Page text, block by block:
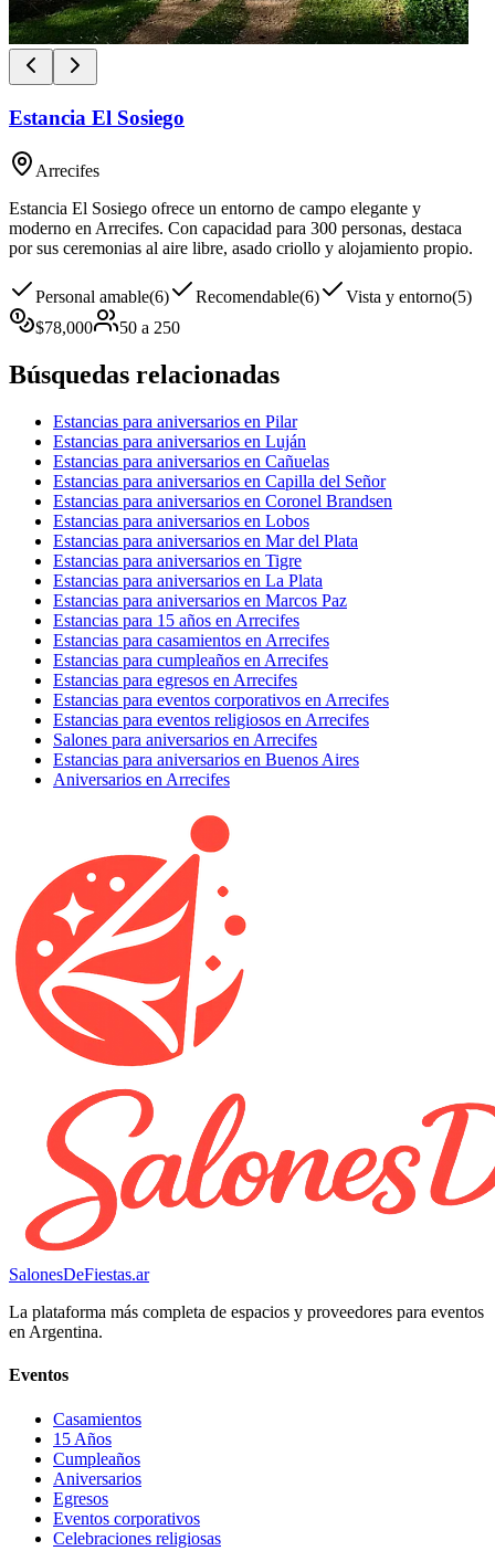
Estancia El Sosiego
Arrecifes
Estancia El Sosiego ofrece un entorno de campo elegante y
moderno en Arrecifes. Con capacidad para 300 personas, destaca
por sus ceremonias al aire libre, asado criollo y alojamiento propio.
Personal amable(6) Recomendable(6) Vista y entorno(5)
$78,000 50 a 250
Búsquedas relacionadas
Estancias para aniversarios en Pilar
Estancias para aniversarios en Luján
Estancias para aniversarios en Cañuelas
Estancias para aniversarios en Capilla del Señor
Estancias para aniversarios en Coronel Brandsen
Estancias para aniversarios en Lobos
Estancias para aniversarios en Mar del Plata
Estancias para aniversarios en Tigre
Estancias para aniversarios en La Plata
Estancias para aniversarios en Marcos Paz
Estancias para 15 años en Arrecifes
Estancias para casamientos en Arrecifes
Estancias para cumpleaños en Arrecifes
Estancias para egresos en Arrecifes
Estancias para eventos corporativos en Arrecifes
Estancias para eventos religiosos en Arrecifes
Salones para aniversarios en Arrecifes
Estancias para aniversarios en Buenos Aires
Aniversarios en Arrecifes
SalonesDeFiestas.ar
La plataforma más completa de espacios y proveedores para eventos
en Argentina.
Eventos
Casamientos
15 Años
Cumpleaños
Aniversarios
Egresos
Eventos corporativos
Celebraciones religiosas